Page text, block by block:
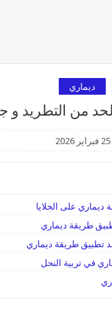
ديماري
من التطريد و
25 فبراير 2026
على الخلايا
طريقة ديماري
تطبيق طريقة ديماري
في تربية النحل